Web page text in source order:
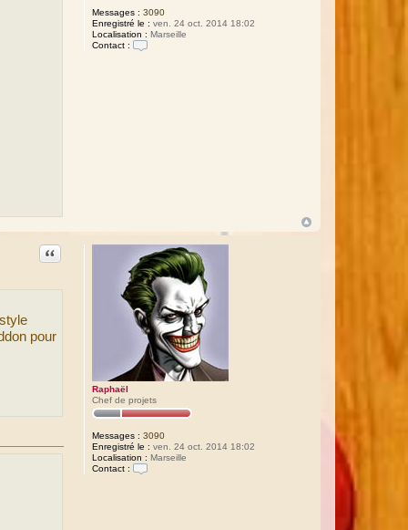
Messages : 3090
Enregistré le : ven. 24 oct. 2014 18:02
Localisation : Marseille
Contact :
Raphaël
Chef de projets
Messages : 3090
Enregistré le : ven. 24 oct. 2014 18:02
Localisation : Marseille
Contact :
Citation
pour